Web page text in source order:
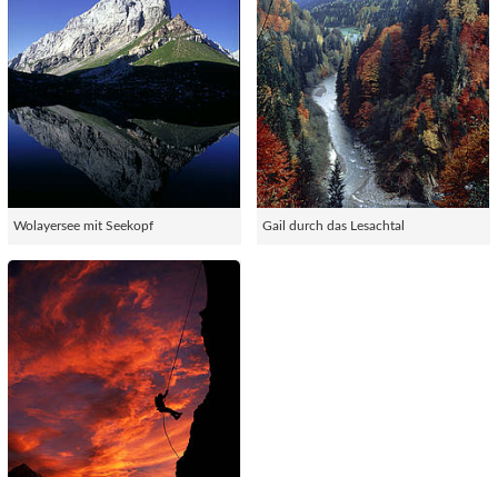
Wolayersee mit Seekopf Gail durch das Lesachtal